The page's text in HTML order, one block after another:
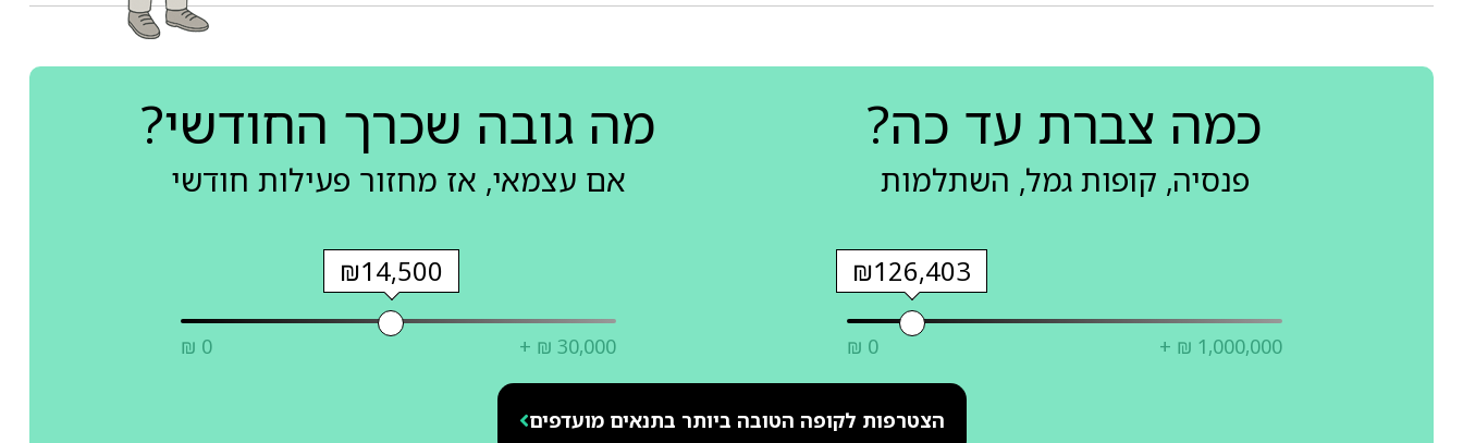
כמה צברת עד כה?
פנסיה, קופות גמל, השתלמות
₪126,403
₪ 0 + ₪ 1,000,000
מה גובה שכרך החודשי?
אם עצמאי, אז מחזור פעילות חודשי
₪14,500
₪ 0 + ₪ 30,000
הצטרפות לקופה הטובה ביותר בתנאים מועדפים